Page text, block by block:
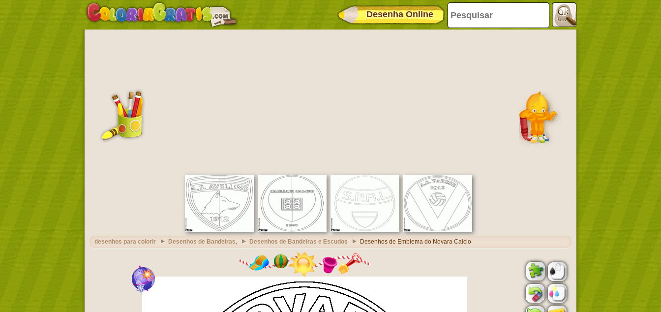
Desenha Online
desenhos para colorir Desenhos de Bandeiras, Desenhos de Bandeiras e Escudos Desenhos de Emblema do Novara Calcio